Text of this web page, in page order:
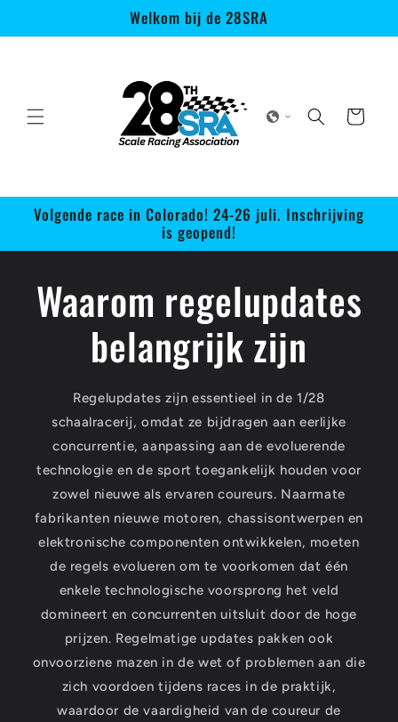
content
Welkom bij de 28SRA
Winkelwagen
Volgende race in Colorado! 24-26 juli. Inschrijving
is geopend!
Waarom regelupdates
belangrijk zijn
Regelupdates zijn essentieel in de 1/28
schaalracerij, omdat ze bijdragen aan eerlijke
concurrentie, aanpassing aan de evoluerende
technologie en de sport toegankelijk houden voor
zowel nieuwe als ervaren coureurs. Naarmate
fabrikanten nieuwe motoren, chassisontwerpen en
elektronische componenten ontwikkelen, moeten
de regels evolueren om te voorkomen dat één
enkele technologische voorsprong het veld
domineert en concurrenten uitsluit door de hoge
prijzen. Regelmatige updates pakken ook
onvoorziene mazen in de wet of problemen aan die
zich voordoen tijdens races in de praktijk,
waardoor de vaardigheid van de coureur de